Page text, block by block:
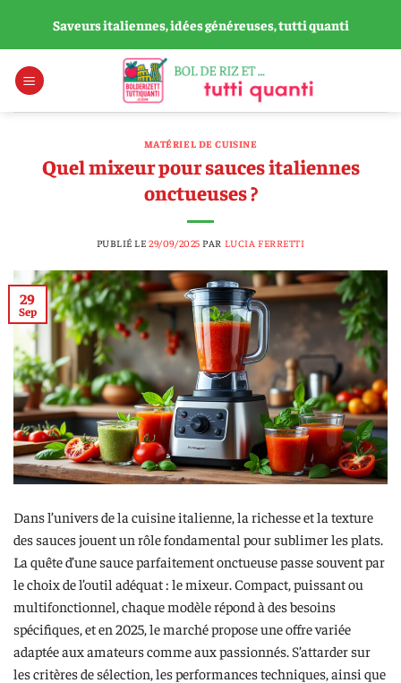
contenu
Saveurs italiennes, idées généreuses, tutti quanti
MATÉRIEL DE CUISINE
Quel mixeur pour sauces italiennes
onctueuses ?
PUBLIÉ LE29/09/2025 PAR LUCIA FERRETTI
29
Sep
Dans l’univers de la cuisine italienne, la richesse et la texture
des sauces jouent un rôle fondamental pour sublimer les plats.
La quête d’une sauce parfaitement onctueuse passe souvent par
le choix de l’outil adéquat : le mixeur. Compact, puissant ou
multifonctionnel, chaque modèle répond à des besoins
spécifiques, et en 2025, le marché propose une offre variée
adaptée aux amateurs comme aux passionnés. S’attarder sur
les critères de sélection, les performances techniques, ainsi que